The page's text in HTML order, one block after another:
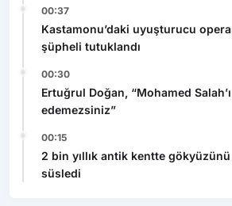
00:37
Kastamonu’daki uyuşturucu
şüpheli tutuklandı
00:30
Ertuğrul Doğan, “Mohamed
edemezsiniz”
00:15
2 bin yıllık antik kentte
süsledi